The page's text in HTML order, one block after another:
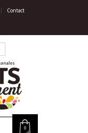
Contact
0